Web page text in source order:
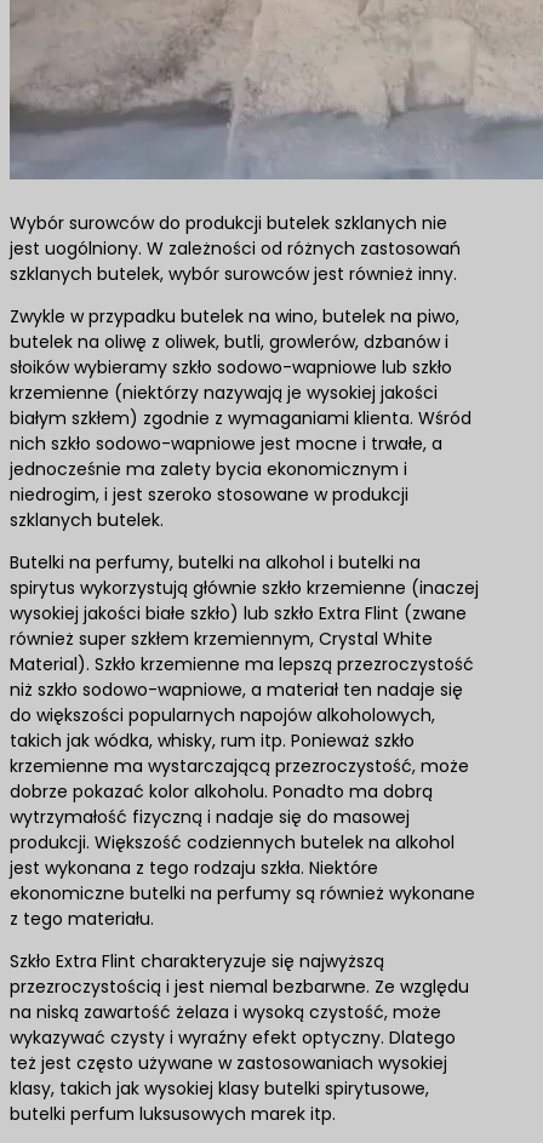
Wybór surowców do produkcji butelek szklanych nie
jest uogólniony. W zależności od różnych zastosowań
szklanych butelek, wybór surowców jest również inny.
Zwykle w przypadku butelek na wino, butelek na piwo,
butelek na oliwę z oliwek, butli, growlerów, dzbanów i
słoików wybieramy szkło sodowo-wapniowe lub szkło
krzemienne (niektórzy nazywają je wysokiej jakości
białym szkłem) zgodnie z wymaganiami klienta. Wśród
nich szkło sodowo-wapniowe jest mocne i trwałe, a
jednocześnie ma zalety bycia ekonomicznym i
niedrogim, i jest szeroko stosowane w produkcji
szklanych butelek.
Butelki na perfumy, butelki na alkohol i butelki na
spirytus wykorzystują głównie szkło krzemienne (inaczej
wysokiej jakości białe szkło) lub szkło Extra Flint (zwane
również super szkłem krzemiennym, Crystal White
Material). Szkło krzemienne ma lepszą przezroczystość
niż szkło sodowo-wapniowe, a materiał ten nadaje się
do większości popularnych napojów alkoholowych,
takich jak wódka, whisky, rum itp. Ponieważ szkło
krzemienne ma wystarczającą przezroczystość, może
dobrze pokazać kolor alkoholu. Ponadto ma dobrą
wytrzymałość fizyczną i nadaje się do masowej
produkcji. Większość codziennych butelek na alkohol
jest wykonana z tego rodzaju szkła. Niektóre
ekonomiczne butelki na perfumy są również wykonane
z tego materiału.
Szkło Extra Flint charakteryzuje się najwyższą
przezroczystością i jest niemal bezbarwne. Ze względu
na niską zawartość żelaza i wysoką czystość, może
wykazywać czysty i wyraźny efekt optyczny. Dlatego
też jest często używane w zastosowaniach wysokiej
klasy, takich jak wysokiej klasy butelki spirytusowe,
butelki perfum luksusowych marek itp.